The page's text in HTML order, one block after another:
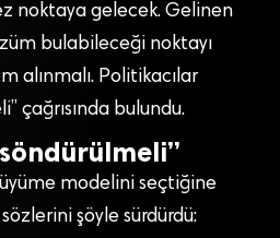
noktaya gelecek. Gelinen
bulabileceği noktayı
alınmalı. Politikacılar
çağrısında bulundu.
modelini seçtiğine
şöyle sürdürdü: